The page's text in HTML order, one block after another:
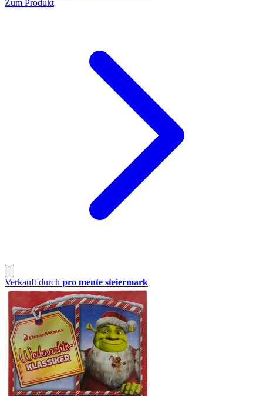
Zum Produkt
Verkauft durch pro mente steiermark